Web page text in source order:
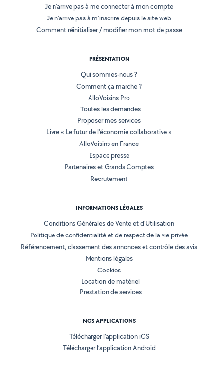
Je n'arrive pas à me connecter à mon compte
Je n'arrive pas à m'inscrire depuis le site web
Comment réinitialiser / modifier mon mot de passe
PRÉSENTATION
Qui sommes-nous ?
Comment ça marche ?
AlloVoisins Pro
Toutes les demandes
Proposer mes services
Livre « Le futur de l'économie collaborative »
AlloVoisins en France
Espace presse
Partenaires et Grands Comptes
Recrutement
INFORMATIONS LÉGALES
Conditions Générales de Vente et d'Utilisation
Politique de confidentialité et de respect de la vie privée
Référencement, classement des annonces et contrôle des avis
Mentions légales
Cookies
Location de matériel
Prestation de services
NOS APPLICATIONS
Télécharger l’application iOS
Télécharger l’application Android